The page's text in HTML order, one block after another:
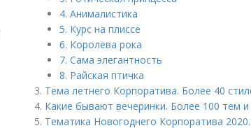
4. Анималистика
5. Курс на плиссе
6. Королева рока
7. Сама элегантность
8. Райская птичка
Тема летнего Корпоратива. Более 40
Какие бывают вечеринки. Более 100 тем и
Тематика Новогоднего Корпоратива